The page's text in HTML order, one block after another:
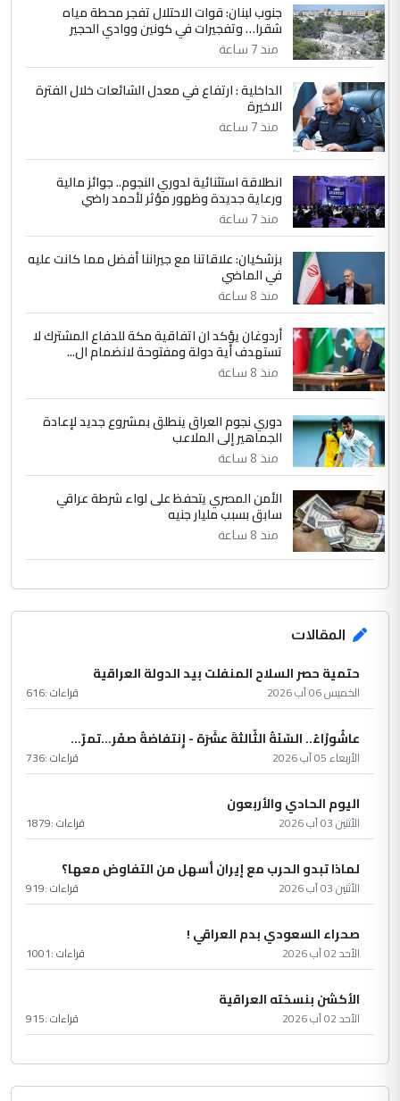
4 سردار
التعليق : واحد من عصابة علي ماما يسقط
جنسية الرافد الثالث للعراق ومن اصول عريقة
ابا فرات ...
الموضوع :
الجواهري يرد على صدام حسين سل
مضجعيك يابن الزنا (نص كامل)
5 سردار
التعليق : واحد من عصابة علي ماما يسقط
جنسية الرافد الثالث للعراق ومن اصول عريقة
الموضوع :
الجواهري يرد على صدام حسين سل
مضجعيك يابن الزنا (نص كامل)
جنوب لبنان: قوات الاحتلال تفجر محطة مياه
شقرا… وتفجيرات في كونين ووادي الحجير
منذ 7 ساعة
الداخلية : ارتفاع في معدل الشائعات خلال الفترة
الاخيرة
منذ 7 ساعة
انطلاقة استثنائية لدوري النجوم.. جوائز مالية
ورعاية جديدة وظهور مؤثر لأحمد راضي
منذ 7 ساعة
بزشكيان: علاقاتنا مع جيراننا أفضل مما كانت عليه
في الماضي
منذ 8 ساعة
أردوغان يؤكد ان اتفاقية مكة للدفاع المشترك لا
تستهدف أية دولة ومفتوحة لانضمام ال...
منذ 8 ساعة
دوري نجوم العراق ينطلق بمشروع جديد لإعادة
الجماهير إلى الملاعب
منذ 8 ساعة
الأمن المصري يتحفظ على لواء شرطة عراقي
سابق بسبب مليار جنيه
منذ 8 ساعة
المقالات
حتمية حصر السلاح المنفلت بيد الدولة العراقية
الخميس 06 آب 2026 قراءات :616
عاشُورْاءُ.. السّنَةُ الثّالثةَ عشَرَة - إِنتفاضةُ صفَر…تمرّ...
الأربعاء 05 آب 2026 قراءات :736
اليوم الحادي والأربعون
الأثنين 03 آب 2026 قراءات :1879
لماذا تبدو الحرب مع إيران أسهل من التفاوض معها؟
الأثنين 03 آب 2026 قراءات :919
صحراء السعودي بدم العراقي !
الأحد 02 آب 2026 قراءات :1001
الأكشن بنسخته العراقية
الأحد 02 آب 2026 قراءات :915